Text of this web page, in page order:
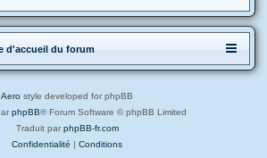
d'accueil du forum
Aero style developed for phpBB
phpBB® Forum Software © phpBB Limited
Traduit par phpBB-fr.com
Confidentialité | Conditions